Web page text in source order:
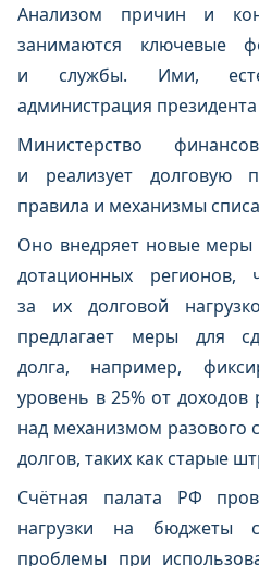
Анализом причин и
занимаются ключевые
и службы. Ими,
администрация
Министерство
и реализует долговую
правила и механизмы
Оно внедряет новые меры
дотационных регионов,
за их долговой
предлагает меры для
долга, например,
уровень в 25% от доходов
над механизмом разового
долгов, таких как старые
Счётная палата РФ
нагрузки на бюджеты
проблемы при